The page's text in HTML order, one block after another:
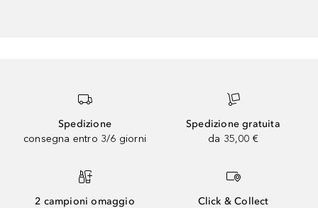
Spedizione
consegna entro 3/6 giorni
Spedizione gratuita
da 35,00 €
2 campioni omaggio
Click & Collect